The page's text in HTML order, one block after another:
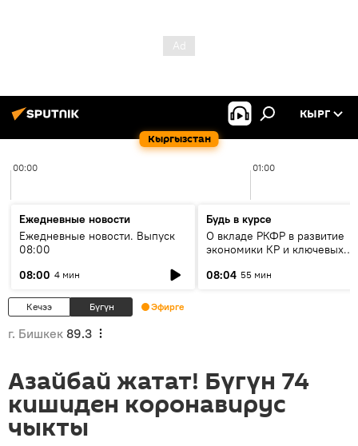
Кыргызстан
КЫРГ
00:00 01:00
Ежедневные новости
Ежедневные новости. Выпуск
08:00
08:00 4 мин
Будь в курсе
О вкладе РКФР в развитие
экономики КР и ключевых
08:04 55 мин
Кечээ Бүгүн Эфирге
г. Бишкек 89.3
Азайбай жатат! Бүгүн 74
кишиден коронавирус
чыкты